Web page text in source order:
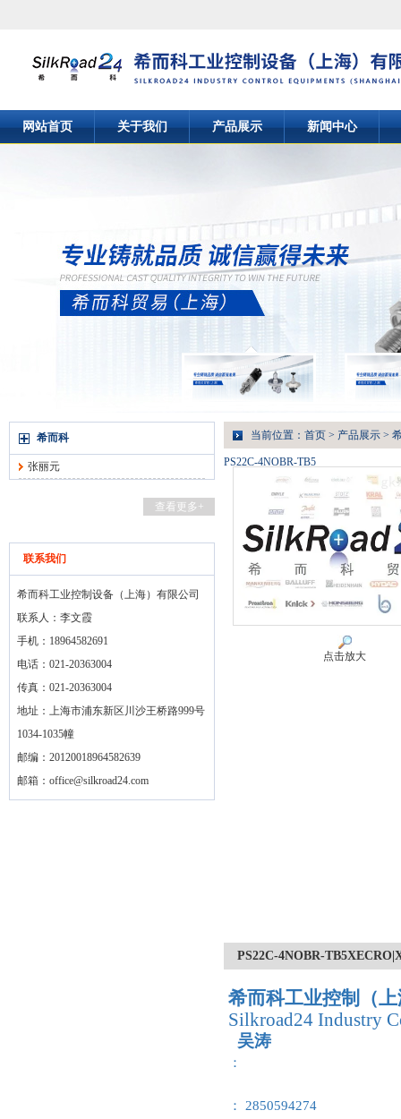
网站首页 关于我们 产品展示 新闻中心
希而科
张丽元
查看更多+
联系我们
希而科工业控制设备（上海）有限公司
联系人：李文霞
手机：18964582691
电话：021-20363004
传真：021-20363004
地址：上海市浦东新区川沙王桥路999号
1034-1035幢
邮编：20120018964582639
邮箱： office@silkroad24.com
当前位置： 首页 > 产品展示 >
PS22C-4NOBR-TB5
点击放大
PS22C-4NOBR-
希而科工业控制（
Silkroad24 Industry
吴涛
：
： 2850594274